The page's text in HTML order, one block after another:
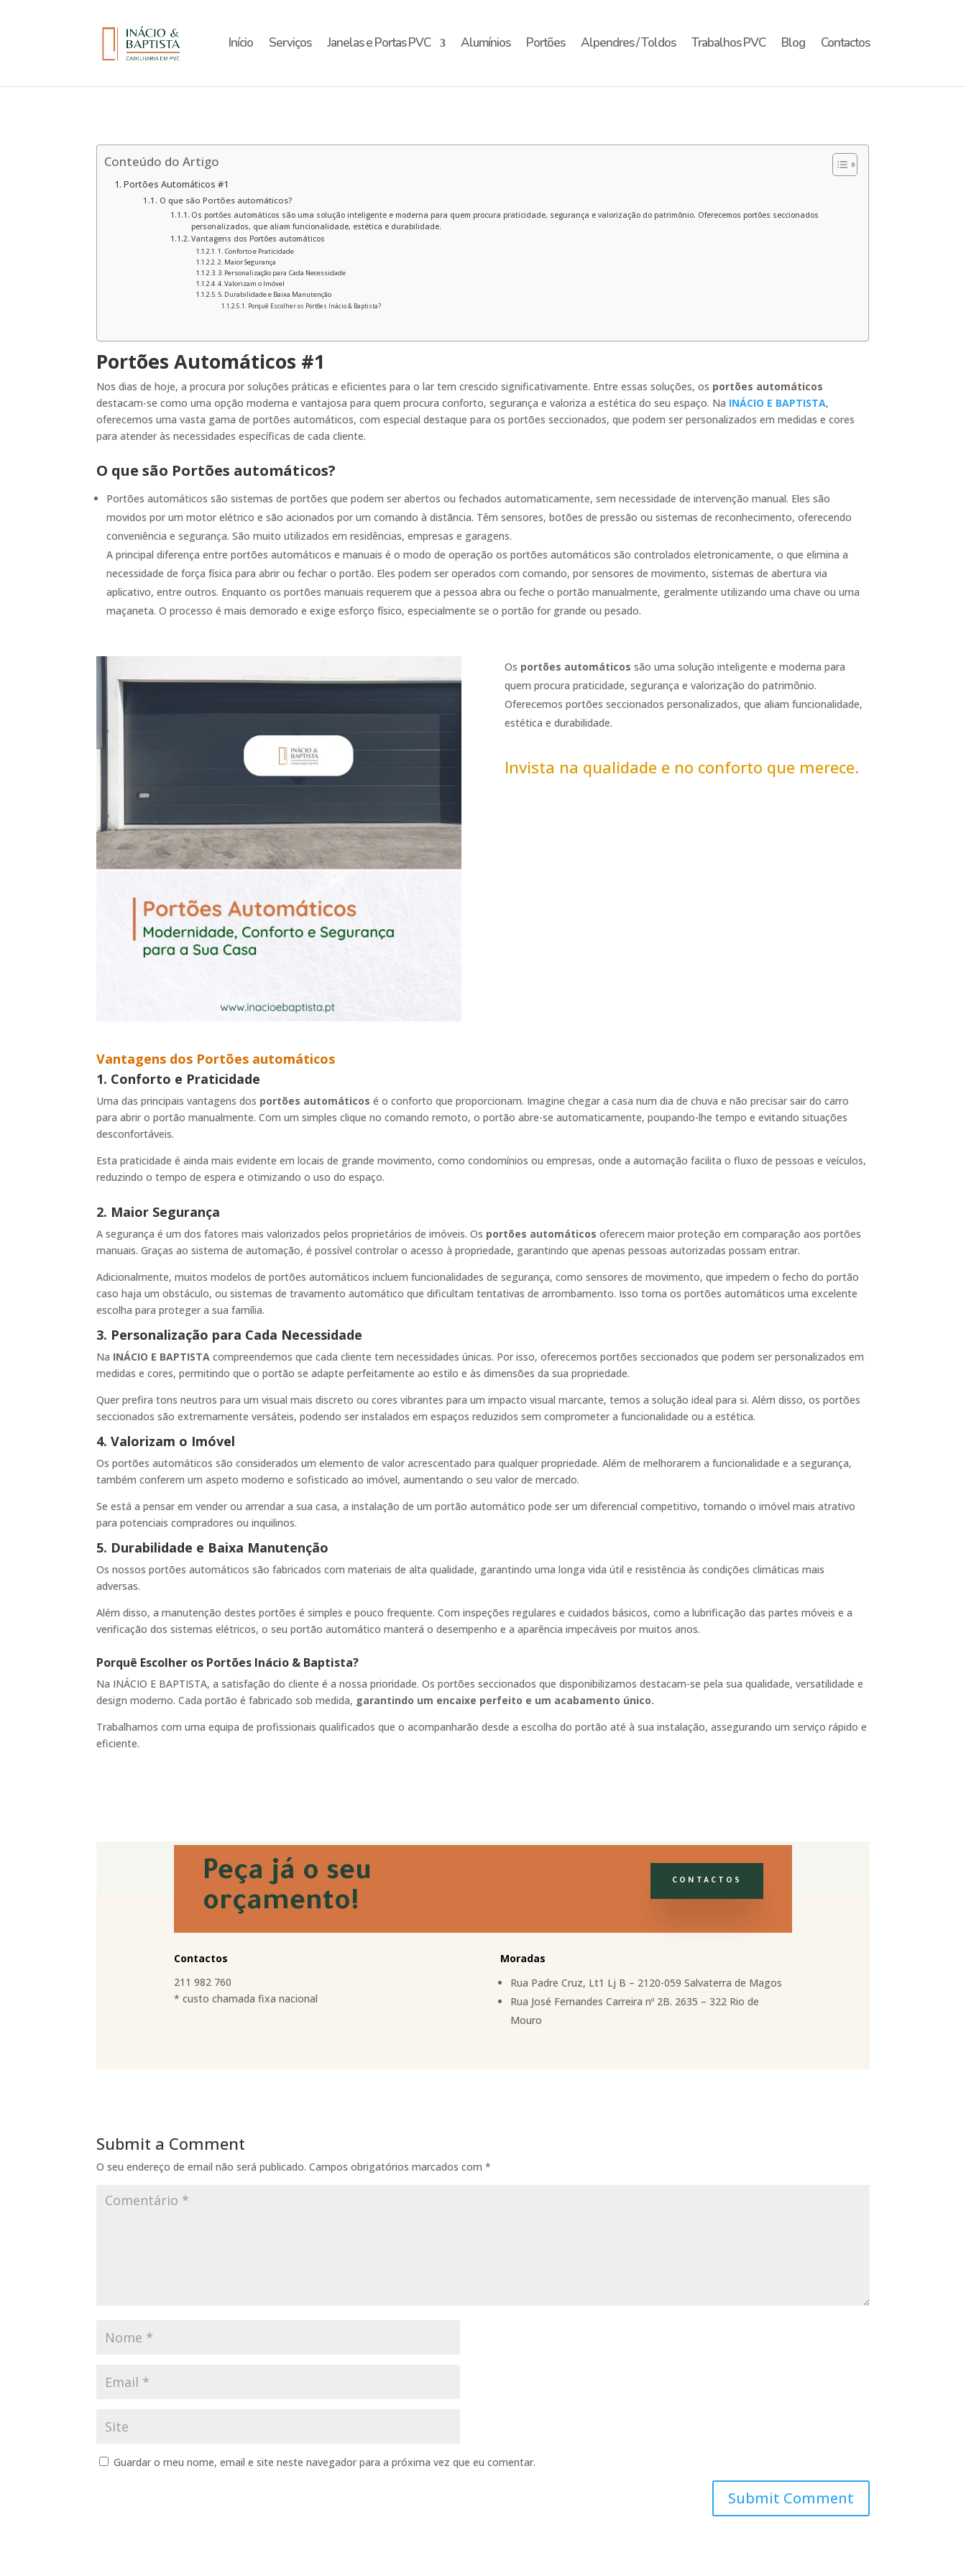
Início Serviços Janelas e Portas PVC Alumínios Portões Alpendres / Toldos Trabalhos PVC Blog Contactos
Conteúdo do Artigo
Portões Automáticos #1
O que são Portões automáticos?
Os portões automáticos são uma solução inteligente e moderna para quem procura praticidade, segurança e valorização do patrimônio. Oferecemos portões seccionados
personalizados, que aliam funcionalidade, estética e durabilidade.
Vantagens dos Portões automáticos
1. Conforto e Praticidade
2. Maior Segurança
3. Personalização para Cada Necessidade
4. Valorizam o Imóvel
5. Durabilidade e Baixa Manutenção
Porquê Escolher os Portões Inácio & Baptista?
Portões Automáticos #1
Nos dias de hoje, a procura por soluções práticas e eficientes para o lar tem crescido significativamente. Entre essas soluções, os portões automáticos
destacam-se como uma opção moderna e vantajosa para quem procura conforto, segurança e valoriza a estética do seu espaço. Na INÁCIO E BAPTISTA,
oferecemos uma vasta gama de portões automáticos, com especial destaque para os portões seccionados, que podem ser personalizados em medidas e cores
para atender às necessidades específicas de cada cliente.
O que são Portões automáticos?
Portões automáticos são sistemas de portões que podem ser abertos ou fechados automaticamente, sem necessidade de intervenção manual. Eles são
movidos por um motor elétrico e são acionados por um comando à distãncia. Têm sensores, botões de pressão ou sistemas de reconhecimento, oferecendo
conveniência e segurança. São muito utilizados em residências, empresas e garagens.
A principal diferença entre portões automáticos e manuais é o modo de operação os portões automáticos são controlados eletronicamente, o que elimina a
necessidade de força física para abrir ou fechar o portão. Eles podem ser operados com comando, por sensores de movimento, sistemas de abertura via
aplicativo, entre outros. Enquanto os portões manuais requerem que a pessoa abra ou feche o portão manualmente, geralmente utilizando uma chave ou uma
maçaneta. O processo é mais demorado e exige esforço físico, especialmente se o portão for grande ou pesado.
Os portões automáticos são uma solução inteligente e moderna para
quem procura praticidade, segurança e valorização do patrimônio.
Oferecemos portões seccionados personalizados, que aliam funcionalidade,
estética e durabilidade.
Invista na qualidade e no conforto que merece.
Vantagens dos Portões automáticos
1. Conforto e Praticidade
Uma das principais vantagens dos portões automáticos é o conforto que proporcionam. Imagine chegar a casa num dia de chuva e não precisar sair do carro
para abrir o portão manualmente. Com um simples clique no comando remoto, o portão abre-se automaticamente, poupando-lhe tempo e evitando situações
desconfortáveis.
Esta praticidade é ainda mais evidente em locais de grande movimento, como condomínios ou empresas, onde a automação facilita o fluxo de pessoas e veículos,
reduzindo o tempo de espera e otimizando o uso do espaço.
2. Maior Segurança
A segurança é um dos fatores mais valorizados pelos proprietários de imóveis. Os portões automáticos oferecem maior proteção em comparação aos portões
manuais. Graças ao sistema de automação, é possível controlar o acesso à propriedade, garantindo que apenas pessoas autorizadas possam entrar.
Adicionalmente, muitos modelos de portões automáticos incluem funcionalidades de segurança, como sensores de movimento, que impedem o fecho do portão
caso haja um obstáculo, ou sistemas de travamento automático que dificultam tentativas de arrombamento. Isso torna os portões automáticos uma excelente
escolha para proteger a sua família.
3. Personalização para Cada Necessidade
Na INÁCIO E BAPTISTA compreendemos que cada cliente tem necessidades únicas. Por isso, oferecemos portões seccionados que podem ser personalizados em
medidas e cores, permitindo que o portão se adapte perfeitamente ao estilo e às dimensões da sua propriedade.
Quer prefira tons neutros para um visual mais discreto ou cores vibrantes para um impacto visual marcante, temos a solução ideal para si. Além disso, os portões
seccionados são extremamente versáteis, podendo ser instalados em espaços reduzidos sem comprometer a funcionalidade ou a estética.
4. Valorizam o Imóvel
Os portões automáticos são considerados um elemento de valor acrescentado para qualquer propriedade. Além de melhorarem a funcionalidade e a segurança,
também conferem um aspeto moderno e sofisticado ao imóvel, aumentando o seu valor de mercado.
Se está a pensar em vender ou arrendar a sua casa, a instalação de um portão automático pode ser um diferencial competitivo, tornando o imóvel mais atrativo
para potenciais compradores ou inquilinos.
5. Durabilidade e Baixa Manutenção
Os nossos portões automáticos são fabricados com materiais de alta qualidade, garantindo uma longa vida útil e resistência às condições climáticas mais
adversas.
Além disso, a manutenção destes portões é simples e pouco frequente. Com inspeções regulares e cuidados básicos, como a lubrificação das partes móveis e a
verificação dos sistemas elétricos, o seu portão automático manterá o desempenho e a aparência impecáveis por muitos anos.
Porquê Escolher os Portões Inácio & Baptista?
Na INÁCIO E BAPTISTA, a satisfação do cliente é a nossa prioridade. Os portões seccionados que disponibilizamos destacam-se pela sua qualidade, versatilidade e
design moderno. Cada portão é fabricado sob medida, garantindo um encaixe perfeito e um acabamento único.
Trabalhamos com uma equipa de profissionais qualificados que o acompanharão desde a escolha do portão até à sua instalação, assegurando um serviço rápido e
eficiente.
Peça já o seu
orçamento!
CONTACTOS
Contactos
211 982 760
* custo chamada fixa nacional
Moradas
Rua Padre Cruz, Lt1 Lj B – 2120-059 Salvaterra de Magos
Rua José Fernandes Carreira nº 2B. 2635 – 322 Rio de
Mouro
Submit a Comment
O seu endereço de email não será publicado. Campos obrigatórios marcados com*
Guardar o meu nome, email e site neste navegador para a próxima vez que eu comentar.